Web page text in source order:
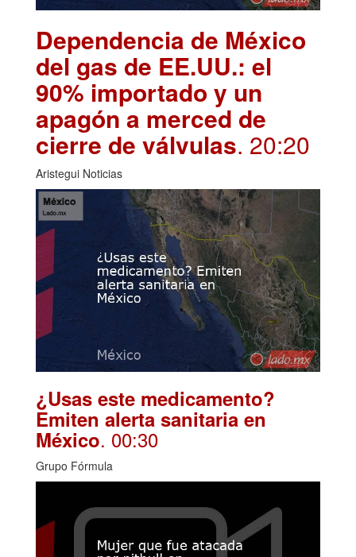
Dependencia de México
del gas de EE.UU.: el
90% importado y un
apagón a merced de
cierre de válvulas. 20:20
Aristegui Noticias
¿Usas este medicamento?
Emiten alerta sanitaria en
México. 00:30
Grupo Fórmula